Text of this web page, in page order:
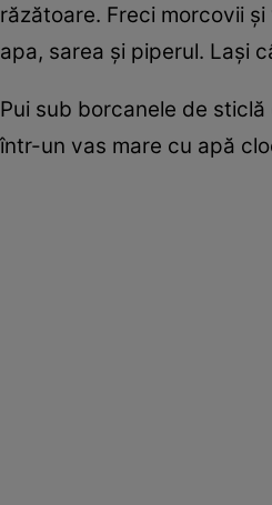
răzătoare. Freci morcovii
apa, sarea şi piperul. Laşi
Pui sub borcanele de
într-un vas mare cu apă